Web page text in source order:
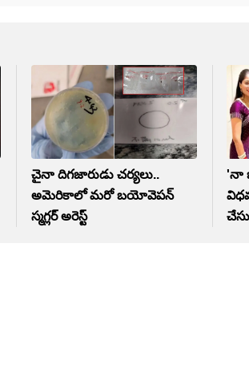
చైనా దిగజారుడు చర్యలు..
అమెరికాలో మరో బయోవెపన్‌
స్మగ్లర్‌ అరెస్ట్
'నా